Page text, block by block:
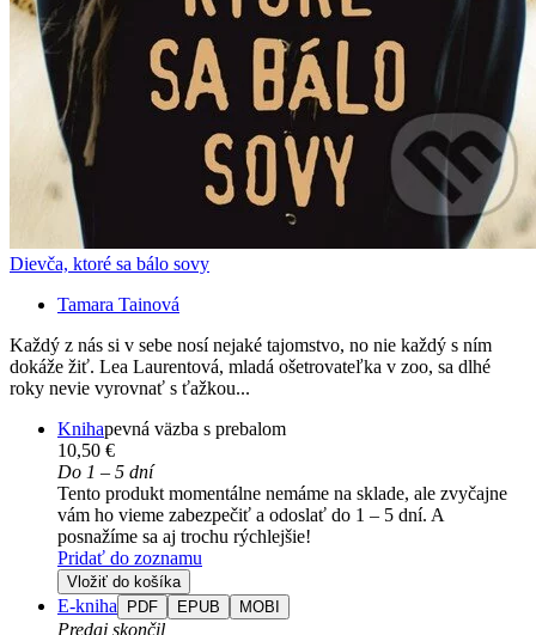
Dievča, ktoré sa bálo sovy
Tamara Tainová
Každý z nás si v sebe nosí nejaké tajomstvo, no nie každý s ním
dokáže žiť. Lea Laurentová, mladá ošetrovateľka v zoo, sa dlhé
roky nevie vyrovnať s ťažkou...
Knihapevná väzba s prebalom
10,50 €
Do 1 – 5 dní
Tento produkt momentálne nemáme na sklade, ale zvyčajne
vám ho vieme zabezpečiť a odoslať do 1 – 5 dní. A
posnažíme sa aj trochu rýchlejšie!
Pridať do zoznamu
Vložiť do košíka
E-kniha PDF EPUB MOBI
Predaj skončil